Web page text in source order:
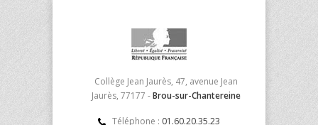
Collège Jean Jaurès, 47, avenue Jean
Jaurès, 77177 -Brou-sur-Chantereine
Téléphone : 01.60.20.35.23